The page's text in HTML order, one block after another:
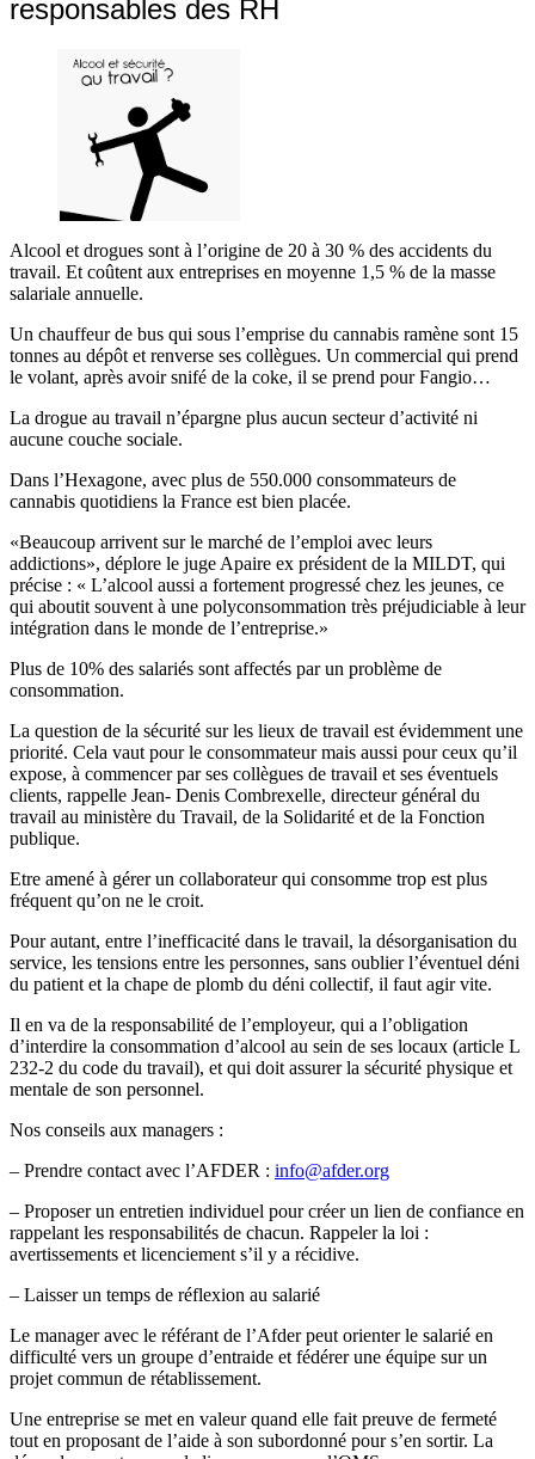
responsables des RH
Alcool et drogues sont à l’origine de 20 à 30 % des accidents du
travail. Et coûtent aux entreprises en moyenne 1,5 % de la masse
salariale annuelle.
Un chauffeur de bus qui sous l’emprise du cannabis ramène sont 15
tonnes au dépôt et renverse ses collègues. Un commercial qui prend
le volant, après avoir snifé de la coke, il se prend pour Fangio…
La drogue au travail n’épargne plus aucun secteur d’activité ni
aucune couche sociale.
Dans l’Hexagone, avec plus de 550.000 consommateurs de
cannabis quotidiens la France est bien placée.
«Beaucoup arrivent sur le marché de l’emploi avec leurs
addictions», déplore le juge Apaire ex président de la MILDT, qui
précise : « L’alcool aussi a fortement progressé chez les jeunes, ce
qui aboutit souvent à une polyconsommation très préjudiciable à leur
intégration dans le monde de l’entreprise.»
Plus de 10% des salariés sont affectés par un problème de
consommation.
La question de la sécurité sur les lieux de travail est évidemment une
priorité. Cela vaut pour le consommateur mais aussi pour ceux qu’il
expose, à commencer par ses collègues de travail et ses éventuels
clients, rappelle Jean- Denis Combrexelle, directeur général du
travail au ministère du Travail, de la Solidarité et de la Fonction
publique.
Etre amené à gérer un collaborateur qui consomme trop est plus
fréquent qu’on ne le croit.
Pour autant, entre l’inefficacité dans le travail, la désorganisation du
service, les tensions entre les personnes, sans oublier l’éventuel déni
du patient et la chape de plomb du déni collectif, il faut agir vite.
Il en va de la responsabilité de l’employeur, qui a l’obligation
d’interdire la consommation d’alcool au sein de ses locaux (article L
232-2 du code du travail), et qui doit assurer la sécurité physique et
mentale de son personnel.
Nos conseils aux managers :
– Prendre contact avec l’AFDER : info@afder.org
– Proposer un entretien individuel pour créer un lien de confiance en
rappelant les responsabilités de chacun. Rappeler la loi :
avertissements et licenciement s’il y a récidive.
– Laisser un temps de réflexion au salarié
Le manager avec le référant de l’Afder peut orienter le salarié en
difficulté vers un groupe d’entraide et fédérer une équipe sur un
projet commun de rétablissement.
Une entreprise se met en valeur quand elle fait preuve de fermeté
tout en proposant de l’aide à son subordonné pour s’en sortir. La